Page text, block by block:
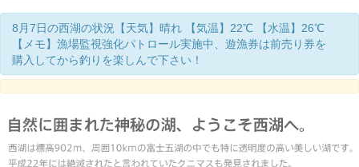
Home
釣り情報
マナーとお願い
クニマス展示館
漁協からのお知らせ
お問い合わせ
8月7日の西湖の状況【天気】晴れ 【気温】22℃ 【水温】26℃
【メモ】漁場監視強化パトロール実施中、遊漁券は前売り券を
購入してから釣りを楽しんで下さい！